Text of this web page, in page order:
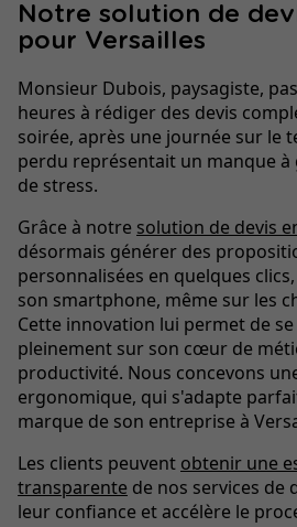
Notre solution de
pour Versailles
Monsieur Dubois, paysagiste,
heures à rédiger des devis
soirée, après une journée sur le
perdu représentait un manque à
de stress.
Grâce à notre solution de devis
désormais générer des
personnalisées en quelques
son smartphone, même sur les
Cette innovation lui permet de
pleinement sur son cœur de
productivité. Nous concevons
ergonomique, qui s'adapte
marque de son entreprise à
Les clients peuvent obtenir une
transparente de nos services de
leur confiance et accélère le